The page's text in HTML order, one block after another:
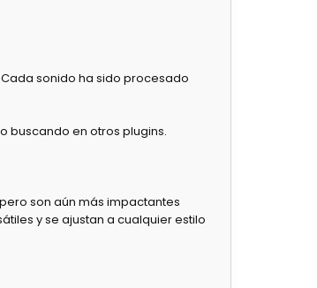
Cada sonido ha sido procesado
buscando en otros plugins.
son aún más impactantes
y se ajustan a cualquier estilo